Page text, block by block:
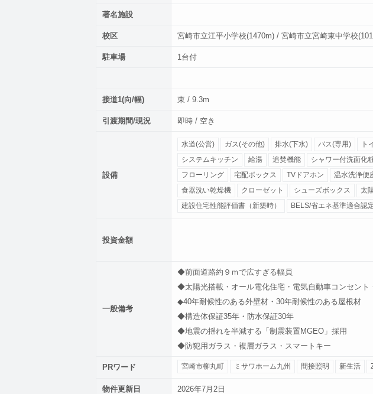
著名施設
校区 宮崎市立江平小学校(1470m) / 宮崎市立宮崎東中学校
駐車場 1台付
接道1(向/幅) 東 / 9.3m
引渡期間/現況 即時 / 空き
設備
水道(公営) ガス(その他) 排水(下水) バス(専用) ト
システムキッチン 給湯 追焚機能 シャワー付洗面化
フローリング 宅配ボックス TVドアホン 温水洗浄便
食器洗い乾燥機 クローゼット シューズボックス 太
建設住宅性能評価書（新築時） BELS/省エネ基準適合認
投資金額
一般備考
◆前面道路約９ｍで広すぎる幅員
◆太陽光搭載・オール電化住宅・電気自動車コンセン
◆40年耐候性のある外壁材・30年耐候性のある屋根材
◆構造体保証35年・防水保証30年
◆地震の揺れを半減する「制震装置MGEO」採用
◆防犯用ガラス・複層ガラス・スマートキー
PRワード 宮崎市柳丸町 ミサワホーム九州 間接照明 新生活
物件更新日 2026年7月2日